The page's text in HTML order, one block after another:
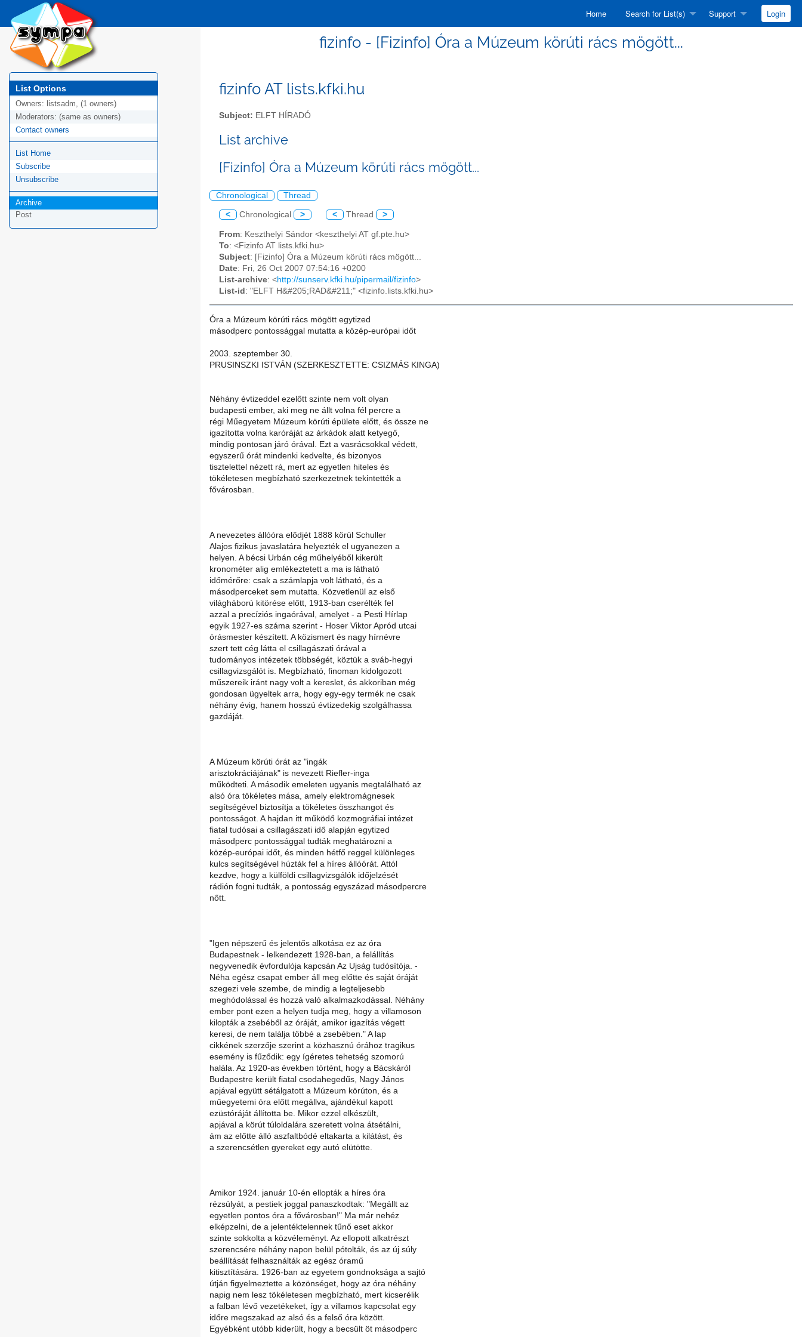
Home Search for List(s) Support Login
fizinfo - [Fizinfo] Óra a Múzeum körúti rács mögött...
List Options
Owners: listsadm, (1 owners)
Moderators: (same as owners)
Contact owners
List Home
Subscribe
Unsubscribe
Archive
Post
fizinfo AT lists.kfki.hu
Subject: ELFT HÍRADÓ
List archive
[Fizinfo] Óra a Múzeum körúti rács mögött...
Chronological Thread
< Chronological > < Thread >
From: Keszthelyi Sándor <keszthelyi AT gf.pte.hu>
To: <Fizinfo AT lists.kfki.hu>
Subject: [Fizinfo] Óra a Múzeum körúti rács mögött...
Date: Fri, 26 Oct 2007 07:54:16 +0200
List-archive: <http://sunserv.kfki.hu/pipermail/fizinfo>
List-id : "ELFT H&#205;RAD&#211;" <fizinfo.lists.kfki.hu>
Óra a Múzeum körúti rács mögött egytized
másodperc pontossággal mutatta a közép-európai időt
2003. szeptember 30.
PRUSINSZKI ISTVÁN (SZERKESZTETTE: CSIZMÁS KINGA)
Néhány évtizeddel ezelőtt szinte nem volt olyan
budapesti ember, aki meg ne állt volna fél percre a
régi Műegyetem Múzeum körúti épülete előtt, és össze ne
igazította volna karóráját az árkádok alatt ketyegő,
mindig pontosan járó órával. Ezt a vasrácsokkal védett,
egyszerű órát mindenki kedvelte, és bizonyos
tisztelettel nézett rá, mert az egyetlen hiteles és
tökéletesen megbízható szerkezetnek tekintették a
fővárosban.
A nevezetes állóóra elődjét 1888 körül Schuller
Alajos fizikus javaslatára helyezték el ugyanezen a
helyen. A bécsi Urbán cég műhelyéből kikerült
kronométer alig emlékeztetett a ma is látható
időmérőre: csak a számlapja volt látható, és a
másodperceket sem mutatta. Közvetlenül az első
világháború kitörése előtt, 1913-ban cserélték fel
azzal a precíziós ingaórával, amelyet - a Pesti Hírlap
egyik 1927-es száma szerint - Hoser Viktor Apród utcai
órásmester készített. A közismert és nagy hírnévre
szert tett cég látta el csillagászati órával a
tudományos intézetek többségét, köztük a sváb-hegyi
csillagvizsgálót is. Megbízható, finoman kidolgozott
műszereik iránt nagy volt a kereslet, és akkoriban még
gondosan ügyeltek arra, hogy egy-egy termék ne csak
néhány évig, hanem hosszú évtizedekig szolgálhassa
gazdáját.
A Múzeum körúti órát az "ingák
arisztokráciájának" is nevezett Riefler-inga
működteti. A második emeleten ugyanis megtalálható az
alsó óra tökéletes mása, amely elektromágnesek
segítségével biztosítja a tökéletes összhangot és
pontosságot. A hajdan itt működő kozmográfiai intézet
fiatal tudósai a csillagászati idő alapján egytized
másodperc pontossággal tudták meghatározni a
közép-európai időt, és minden hétfő reggel különleges
kulcs segítségével húzták fel a híres állóórát. Attól
kezdve, hogy a külföldi csillagvizsgálók időjelzését
rádión fogni tudták, a pontosság egyszázad másodpercre
nőtt.
"Igen népszerű és jelentős alkotása ez az óra
Budapestnek - lelkendezett 1928-ban, a felállítás
negyvenedik évfordulója kapcsán Az Ujság tudósítója. -
Néha egész csapat ember áll meg előtte és saját óráját
szegezi vele szembe, de mindig a legteljesebb
meghódolással és hozzá való alkalmazkodással. Néhány
ember pont ezen a helyen tudja meg, hogy a villamoson
kilopták a zsebéből az óráját, amikor igazítás végett
keresi, de nem találja többé a zsebében." A lap
cikkének szerzője szerint a közhasznú órához tragikus
esemény is fűződik: egy ígéretes tehetség szomorú
halála. Az 1920-as években történt, hogy a Bácskáról
Budapestre került fiatal csodahegedűs, Nagy János
apjával együtt sétálgatott a Múzeum körúton, és a
műegyetemi óra előtt megállva, ajándékul kapott
ezüstóráját állította be. Mikor ezzel elkészült,
apjával a körút túloldalára szeretett volna átsétálni,
ám az előtte álló aszfaltbódé eltakarta a kilátást, és
a szerencsétlen gyereket egy autó elütötte.
Amikor 1924. január 10-én ellopták a híres óra
rézsúlyát, a pestiek joggal panaszkodtak: "Megállt az
egyetlen pontos óra a fővárosban!" Ma már nehéz
elképzelni, de a jelentéktelennek tűnő eset akkor
szinte sokkolta a közvéleményt. Az ellopott alkatrészt
szerencsére néhány napon belül pótolták, és az új súly
beállítását felhasználták az egész óramű
kitisztítására. 1926-ban az egyetem gondnoksága a sajtó
útján figyelmeztette a közönséget, hogy az óra néhány
napig nem lesz tökéletesen megbízható, mert kicserélik
a falban lévő vezetékeket, így a villamos kapcsolat egy
időre megszakad az alsó és a felső óra között.
Egyébként utóbb kiderült, hogy a becsült öt másodperc